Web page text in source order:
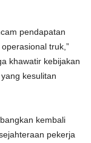
pendapatan
truk,”
khawatir kebijakan
kesulitan
kembali
pekerja